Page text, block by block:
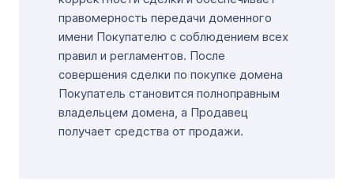
правомерность передачи доменного
имени Покупателю с соблюдением всех
правил и регламентов. После
совершения сделки по покупке домена
Покупатель становится полноправным
владельцем домена, а Продавец
получает средства от продажи.